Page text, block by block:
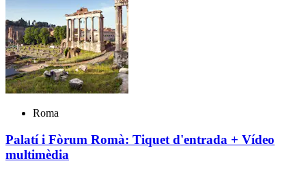
Roma
Palatí i Fòrum Romà: Tiquet d'entrada + Vídeo
multimèdia